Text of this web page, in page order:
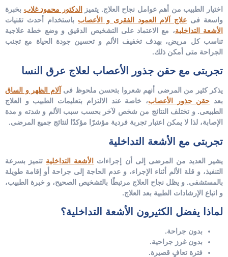
اختيار الطبيب من أهم عوامل نجاح العلاج. يتميز الدكتور محمود غلاب بخبرة
واسعة فى علاج آلام العمود الفقرى و الأعصاب باستخدام أحدث تقنيات
الأشعة التداخلية، مع الاعتماد على التشخيص الدقيق و وضع خطة علاجية
تناسب كل مريض، بهدف تخفيف الألم و تحسين جودة الحياة مع تجنب
الجراحة متى أمكن ذلك.
تجربتى مع حقن جذور الأعصاب لعلاج عرق النسا
يذكر كثير من المرضى أنهم شعروا بتحسن ملحوظ فى آلام الظهر و الساق
بعد حقن جذور الأعصاب، خاصة عند الالتزام بتعليمات الطبيب و العلاج
الطبيعى. و تختلف النتائج من شخص لآخر بحسب سبب الألم و شدته و مدة
الإصابة، لذا لا يمكن اعتبار تجربة فردية مؤشرًا مؤكدًا لنتائج جميع المرضى.
تجربتى مع الأشعة التداخلية
يشير العديد من المرضى إلى أن إجراءات الأشعة التداخلية تتميز بسرعة
التنفيذ، و قلة الألم أثناء الإجراء، و عدم الحاجة إلى جراحة أو إقامة طويلة
بالمستشفى. و يظل نجاح العلاج مرتبطًا بالتشخيص الصحيح، و خبرة الطبيب،
و اتباع الإرشادات الطبية بعد العلاج.
لماذا يفضل الكثيرون الأشعة التداخلية؟
بدون جراحة.
بدون غرز جراحية.
فترة تعافٍ قصيرة.